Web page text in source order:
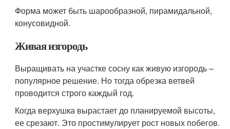
Форма может быть шарообразной, пирамидальной,
конусовидной.
Живая изгородь
Выращивать на участке сосну как живую изгородь –
популярное решение. Но тогда обрезка ветвей
проводится строго каждый год.
Когда верхушка вырастает до планируемой высоты,
ее срезают. Это простимулирует рост новых побегов.